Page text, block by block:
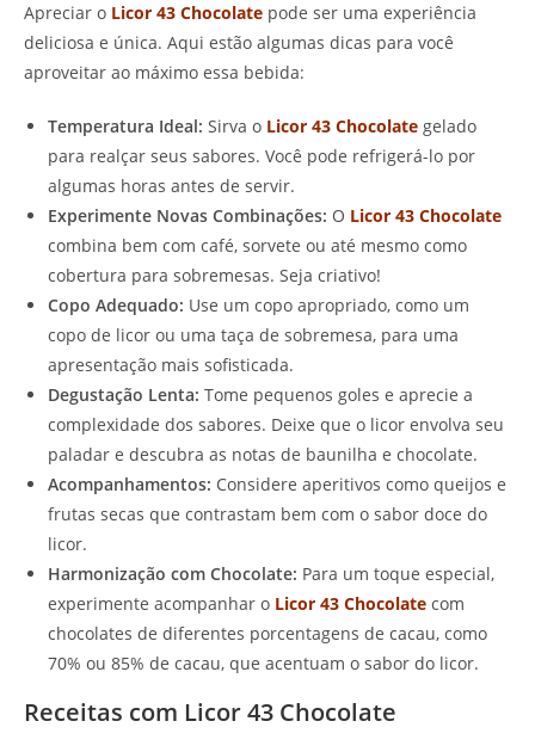
Apreciar o Licor 43 Chocolate pode ser uma experiência
deliciosa e única. Aqui estão algumas dicas para você
aproveitar ao máximo essa bebida:
Temperatura Ideal: Sirva o Licor 43 Chocolate gelado
para realçar seus sabores. Você pode refrigerá-lo por
algumas horas antes de servir.
Experimente Novas Combinações: O Licor 43 Chocolate
combina bem com café, sorvete ou até mesmo como
cobertura para sobremesas. Seja criativo!
Copo Adequado: Use um copo apropriado, como um
copo de licor ou uma taça de sobremesa, para uma
apresentação mais sofisticada.
Degustação Lenta: Tome pequenos goles e aprecie a
complexidade dos sabores. Deixe que o licor envolva seu
paladar e descubra as notas de baunilha e chocolate.
Acompanhamentos: Considere aperitivos como queijos e
frutas secas que contrastam bem com o sabor doce do
licor.
Harmonização com Chocolate: Para um toque especial,
experimente acompanhar o Licor 43 Chocolate com
chocolates de diferentes porcentagens de cacau, como
70% ou 85% de cacau, que acentuam o sabor do licor.
Receitas com Licor 43 Chocolate